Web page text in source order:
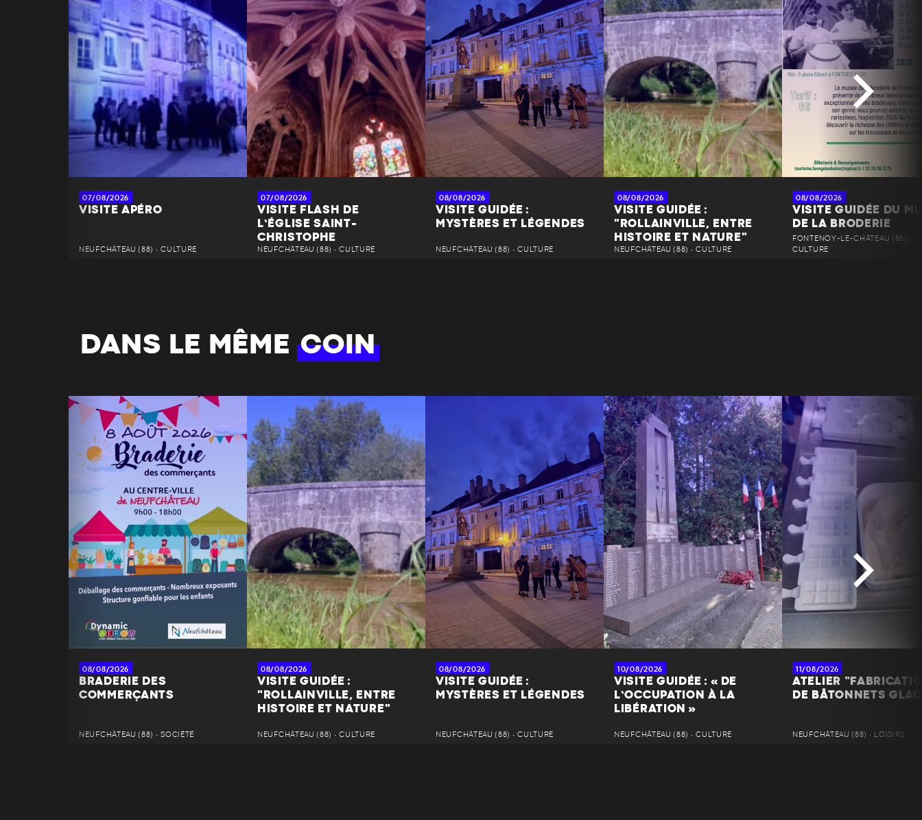
07/08/2026
VISITE APÉRO
NEUFCHÂTEAU (88) • CULTURE
07/08/2026
VISITE FLASH DE
L’ÉGLISE SAINT-
CHRISTOPHE
NEUFCHÂTEAU (88) • CULTURE
08/08/2026
VISITE GUIDÉE :
MYSTÈRES ET LÉGENDES
NEUFCHÂTEAU (88) • CULTURE
08/08/2026
VISITE GUIDÉE :
"ROLLAINVILLE, ENTRE
HISTOIRE ET NATURE"
NEUFCHÂTEAU (88) • CULTURE
08/08/2026
VISITE GUIDÉE DU
DE LA BRODERIE
FONTENOY-LE-CHÂTEAU (88) •
CULTURE
DANS LE MÊMECOIN
08/08/2026
BRADERIE DES
COMMERÇANTS
NEUFCHÂTEAU (88) • SOCIÉTÉ
08/08/2026
VISITE GUIDÉE :
"ROLLAINVILLE, ENTRE
HISTOIRE ET NATURE"
NEUFCHÂTEAU (88) • CULTURE
08/08/2026
VISITE GUIDÉE :
MYSTÈRES ET LÉGENDES
NEUFCHÂTEAU (88) • CULTURE
10/08/2026
VISITE GUIDÉE : « DE
L’OCCUPATION À LA
LIBÉRATION »
NEUFCHÂTEAU (88) • CULTURE
11/08/2026
ATELIER
DE BÂTONNETS
NEUFCHÂTEAU (88) • LOISIRS